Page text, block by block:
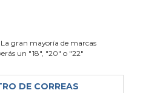
La gran mayoría de marcas
un "18", "20" o "22"
DE CORREAS